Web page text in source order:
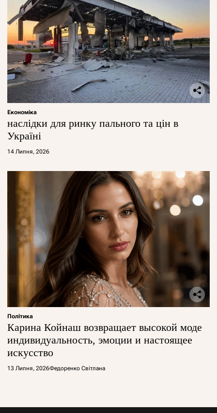
Економіка
наслідки для ринку пального та цін в
Україні
14 Липня, 2026
Політика
Карина Койнаш возвращает высокой моде
индивидуальность, эмоции и настоящее
искусство
13 Липня, 2026Федоренко Світлана